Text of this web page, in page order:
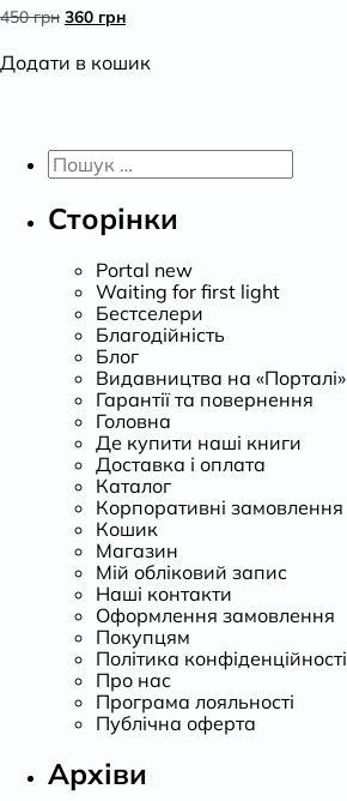
450грн Оригінальна
360 грнПоточна
Додати в кошик
Пошук:
Сторінки
Portal new
Waiting for first light
Бестселери
Благодійність
Блог
Видавництва на «Порталі»
Гарантії та повернення
Головна
Де купити наші книги
Доставка і оплата
Каталог
Корпоративні замовлення
Кошик
Магазин
Мій обліковий запис
Наші контакти
Оформлення замовлення
Покупцям
Політика конфіденційності
Про нас
Програма лояльності
Публічна оферта
Архіви